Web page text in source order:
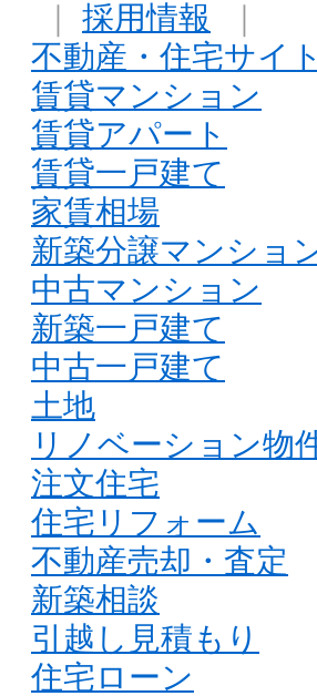
｜ 採用情報 ｜
不動産・住宅サイ
賃貸マンション
賃貸アパート
賃貸一戸建て
家賃相場
新築分譲マンショ
中古マンション
新築一戸建て
中古一戸建て
土地
リノベーション物
注文住宅
住宅リフォーム
不動産売却・査定
新築相談
引越し見積もり
住宅ローン